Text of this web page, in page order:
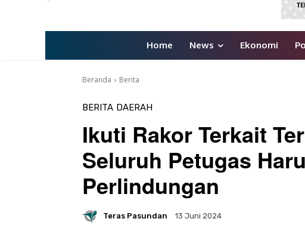
Home News Ekonomi
Beranda Berita
BERITA DAERAH
Ikuti Rakor Terkait
Seluruh Petugas
Perlindungan
Teras Pasundan 13 Juni 2024